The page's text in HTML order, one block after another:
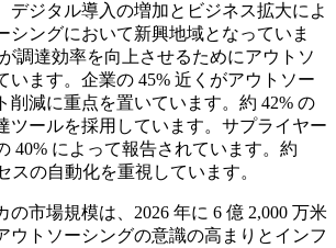
デジタル導入の増加とビジネス拡大によ
シングにおいて新興地域となっていま
調達効率を向上させるためにアウトソ
います。企業の 45% 近くがアウトソー
削減に重点を置いています。約 42% の
ツールを採用しています。サプライヤー
40% によって報告されています。約
スの自動化を重視しています。
の市場規模は、2026 年に 6 億 2,000 万米
ウトソーシングの意識の高まりとインフ